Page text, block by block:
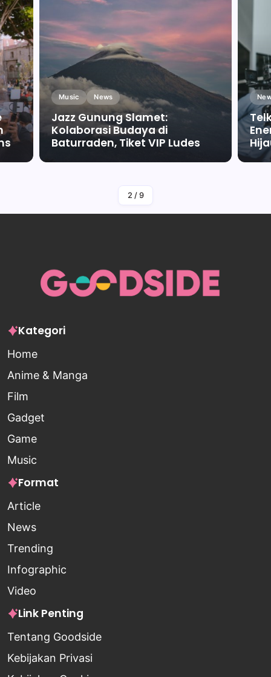
Music News
Jazz Gunung Slamet:
Kolaborasi Budaya di
Baturraden, Tiket VIP Ludes
By Falah Malaika Az Zahra
2 / 9
Kategori
Home
Anime & Manga
Film
Gadget
Game
Music
Format
Article
News
Trending
Infographic
Video
Link Penting
Tentang Goodside
Kebijakan Privasi